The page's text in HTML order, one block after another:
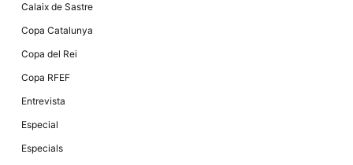
Calaix de Sastre
Copa Catalunya
Copa del Rei
Copa RFEF
Entrevista
Especial
Especials